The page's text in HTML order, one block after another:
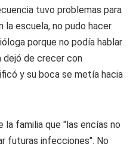
tuvo problemas para
la escuela, no pudo hacer
porque no podía hablar
dejó de crecer con
y su boca se metía hacia
familia que "las encías no
futuras infecciones". No